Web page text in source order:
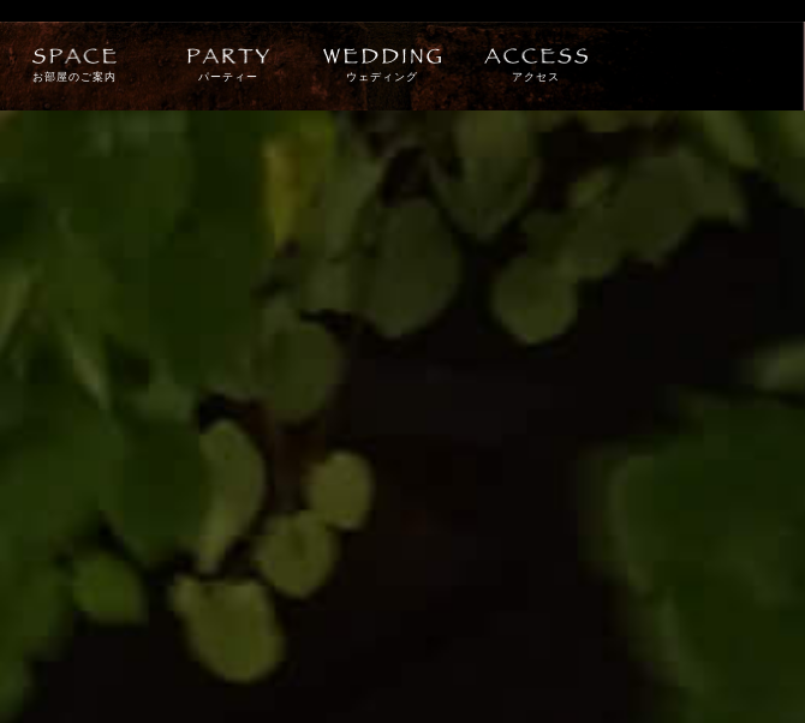
お部屋のご案内 パーティー ウェディング アクセス